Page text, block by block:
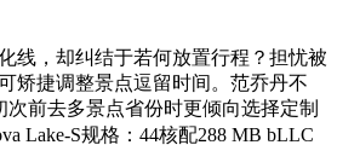
，却纠结于若何放置行程？担忧被
矫捷调整景点逗留时间。范乔丹不
次前去多景点省份时更倾向选择定制
Lake-S规格：44核配288 MB bLLC